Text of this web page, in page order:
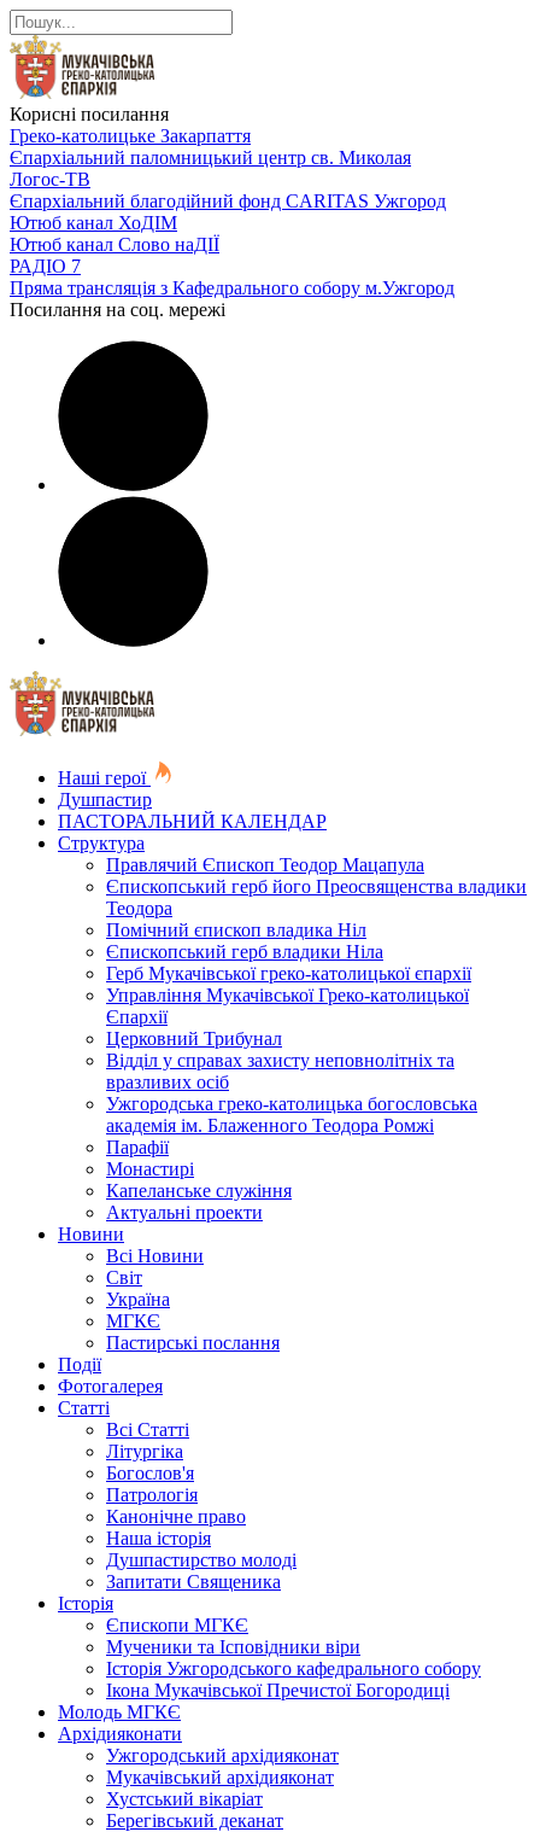
Корисні посилання
Греко-католицьке Закарпаття
Єпархіальний паломницький центр св. Миколая
Логос-ТВ
Єпархіальний благодійний фонд CARITAS Ужгород
Ютюб канал ХоДІМ
Ютюб канал Слово наДІЇ
РАДІО 7
Пряма трансляція з Кафедрального собору м.Ужгород
Посилання на соц. мережі
Наші герої
Душпастир
ПАСТОРАЛЬНИЙ КАЛЕНДАР
Структура
Правлячий Єпископ Теодор Мацапула
Єпископський герб його Преосвященства владики
Теодора
Помічний єпископ владика Ніл
Єпископський герб владики Ніла
Герб Мукачівської греко-католицької єпархії
Управління Мукачівської Греко-католицької
Єпархії
Церковний Трибунал
Відділ у справах захисту неповнолітніх та
вразливих осіб
Ужгородська греко-католицька богословська
академія ім. Блаженного Теодора Ромжі
Парафії
Монастирі
Капеланське служіння
Актуальні проекти
Новини
Всі Новини
Світ
Україна
МГКЄ
Пастирські послання
Події
Фотогалерея
Статті
Всі Статті
Літургіка
Богослов'я
Патрологія
Канонічне право
Наша історія
Душпастирство молоді
Запитати Священика
Історія
Єпископи МГКЄ
Мученики та Ісповідники віри
Історія Ужгородського кафедрального собору
Ікона Мукачівської Пречистої Богородиці
Молодь МГКЄ
Архідияконати
Ужгородський архідияконат
Мукачівський архідияконат
Хустський вікаріат
Берегівський деканат